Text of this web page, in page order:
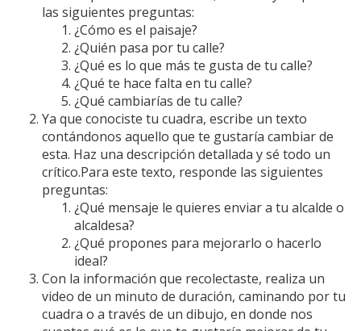
las siguientes preguntas:
¿Cómo es el paisaje?
¿Quién pasa por tu calle?
¿Qué es lo que más te gusta de tu calle?
¿Qué te hace falta en tu calle?
¿Qué cambiarías de tu calle?
Ya que conociste tu cuadra, escribe un texto
contándonos aquello que te gustaría cambiar de
esta. Haz una descripción detallada y sé todo un
crítico.Para este texto, responde las siguientes
preguntas:
¿Qué mensaje le quieres enviar a tu alcalde o
alcaldesa?
¿Qué propones para mejorarlo o hacerlo
ideal?
Con la información que recolectaste, realiza un
video de un minuto de duración, caminando por tu
cuadra o a través de un dibujo, en donde nos